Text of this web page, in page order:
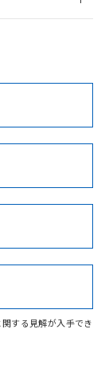
下を必ずお読
Cr(VI)
す。
認
ス
KR型式
（韓国
No
状況ページへ
検索ください
する見解が入手でき